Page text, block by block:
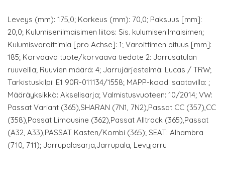
Leveys (mm): 175,0; Korkeus (mm): 70,0; Paksuus [mm]:
20,0; Kulumisenilmaisimen liitos: Sis. kulumisenilmaisimen;
Kulumisvaroittimia [pro Achse]: 1; Varoittimen pituus [mm]:
185; Korvaava tuote/korvaava tiedote 2: Jarrusatulan
ruuveilla; Ruuvien määrä: 4; Jarrujärjestelmä: Lucas / TRW;
Tarkistuskilpi: E1 90R-011134/1558; MAPP-koodi saatavilla: ;
Määräyksikkö: Akselisarja; Valmistusvuoteen: 10/2014; VW:
Passat Variant (365),SHARAN (7N1, 7N2),Passat CC (357),CC
(358),Passat Limousine (362),Passat Alltrack (365),Passat
(A32, A33),PASSAT Kasten/Kombi (365); SEAT: Alhambra
(710, 711); Jarrupalasarja,Jarrupala, Levyjarru